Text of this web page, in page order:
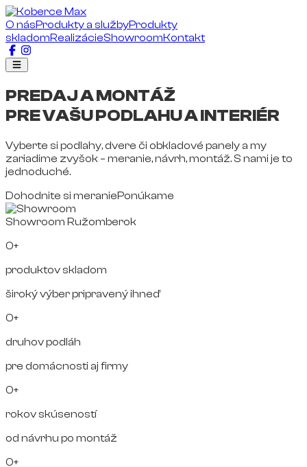
O násProdukty a službyProdukty
skladomRealizácieShowroomKontakt
PREDAJ A MONTÁŽ
PRE VAŠU PODLAHU A INTERIÉR
Vyberte si podlahy, dvere či obkladové panely a my
zariadime zvyšok – meranie, návrh, montáž. S nami je to
jednoduché.
Dohodnite si meraniePonúkame
Showroom Ružomberok
0+
produktov skladom
široký výber pripravený ihneď
0+
druhov podláh
pre domácnosti aj firmy
0+
rokov skúseností
od návrhu po montáž
0+